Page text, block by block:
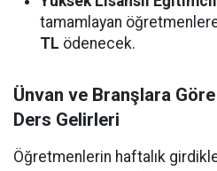
tamamlayan
TL ödenecek.
Ünvan ve Branşlara
Ders Gelirleri
Öğretmenlerin haftalık